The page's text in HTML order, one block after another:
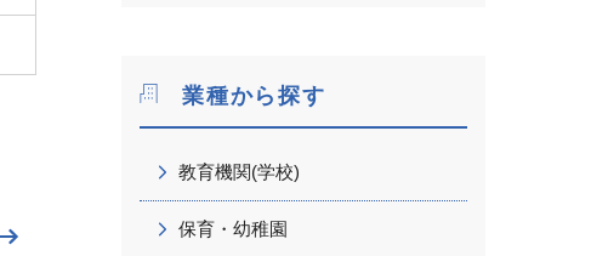
業種から探す
教育機関(学校)
保育・幼稚園